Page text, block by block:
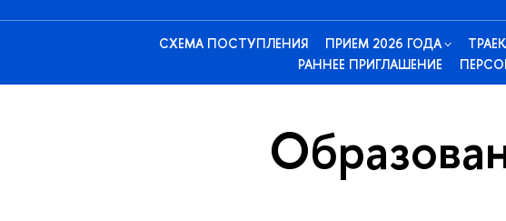
СХЕМА ПОСТУПЛЕНИЯ ПРИЕМ 2026 ГОДА
РАННЕЕ ПРИГЛАШЕНИЕ